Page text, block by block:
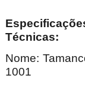
Nome:
1001